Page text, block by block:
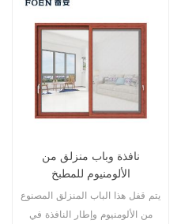
مختلفة من الأبواب لتلبية الاحتياجات
المعمارية المختلفة.
نافذة وباب منزلق من
الألومنيوم للمطبخ
يتم قفل هذا الباب المنزلق المصنوع
من الألومنيوم وإطار النافذة في